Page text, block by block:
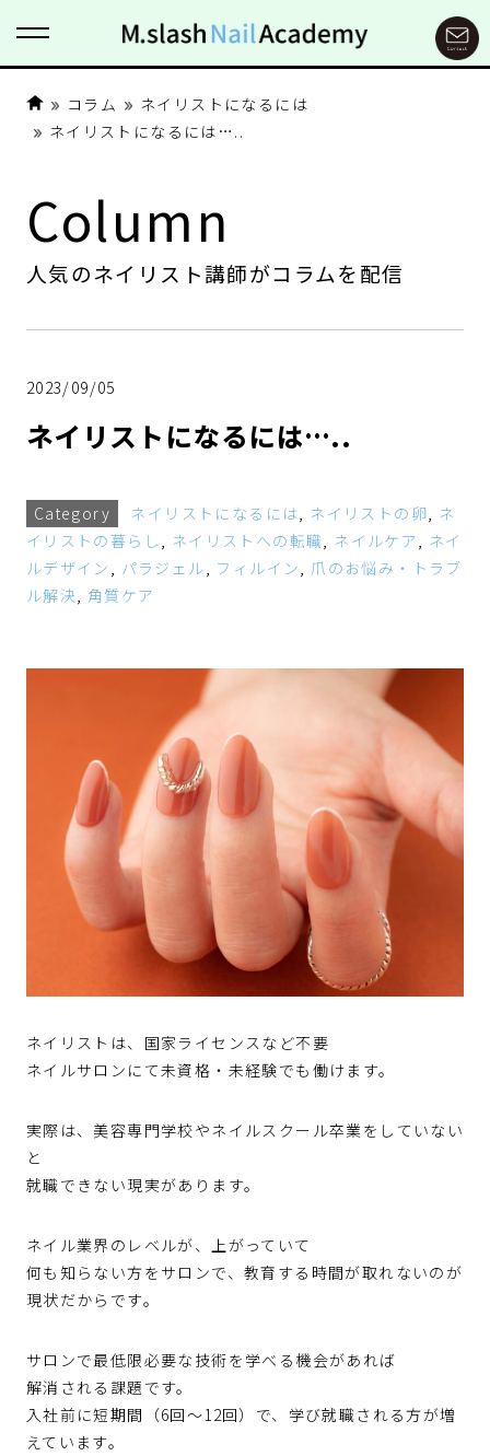
コラム
ネイリストになるには
ネイリストになるには…..
Column
人気のネイリスト講師がコラムを配信
2023/09/05
ネイリストになるには…..
Category ネイリストになるには, ネイリストの卵, ネ
イリストの暮らし , ネイリストへの転職, ネイルケア, ネイ
ルデザイン , パラジェル, フィルイン, 爪のお悩み・トラブ
ル解決, 角質ケア
ネイリストは、国家ライセンスなど不要
ネイルサロンにて未資格・未経験でも働けます。
実際は、美容専門学校やネイルスクール卒業をしていない
と
就職できない現実があります。
ネイル業界のレベルが、上がっていて
何も知らない方をサロンで、教育する時間が取れないのが
現状だからです。
サロンで最低限必要な技術を学べる機会があれば
解消される課題です。
入社前に短期間（6回～12回）で、学び就職される方が増
えています。